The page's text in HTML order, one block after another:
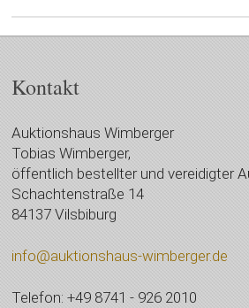
Kontakt
Auktionshaus Wimberger
Tobias Wimberger,
öffentlich bestellter und vereidigter
Schachtenstraße 14
84137 Vilsbiburg
info@auktionshaus-wimberger.de
Telefon: +49 8741 - 926 2010